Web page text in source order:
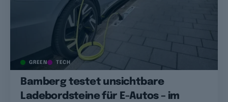
GREEN TECH
Bamberg testet unsichtbare
Ladebordsteine für E-Autos – im